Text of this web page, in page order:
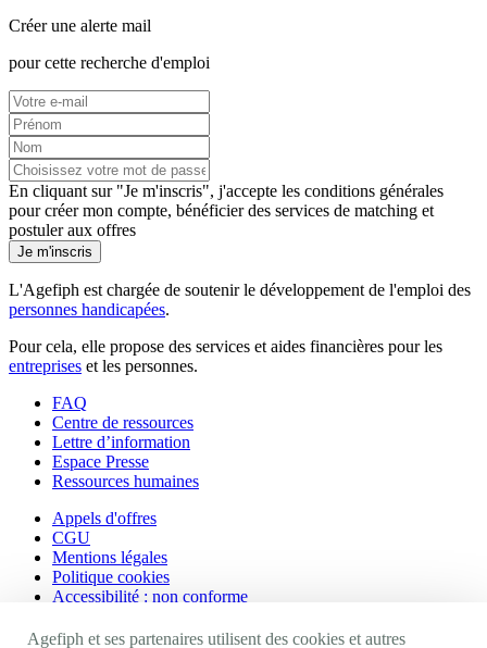
Créer une alerte mail
pour cette recherche d'emploi
En cliquant sur "Je m'inscris", j'accepte les conditions générales
pour créer mon compte, bénéficier des services de matching et
postuler aux offres
Je m'inscris
L'Agefiph est chargée de soutenir le développement de l'emploi des
personnes handicapées.
Pour cela, elle propose des services et aides financières pour les
entreprises et les personnes.
FAQ
Centre de ressources
Lettre d’information
Espace Presse
Ressources humaines
Appels d'offres
CGU
Mentions légales
Politique cookies
Accessibilité : non conforme
Agefiph et ses partenaires utilisent des cookies et autres